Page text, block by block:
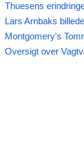
Thuesens
Lars Arnbaks
Montgomery's
Oversigt over